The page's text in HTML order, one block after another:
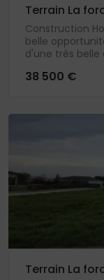
Terrain La
Construction
belle
d'une très belle
38 500 €
Terrain La